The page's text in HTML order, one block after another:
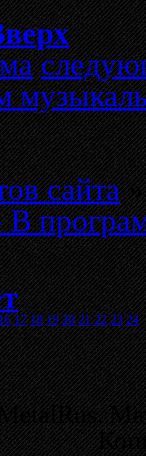
сайта»
17 18 19 20 21 22 23 24